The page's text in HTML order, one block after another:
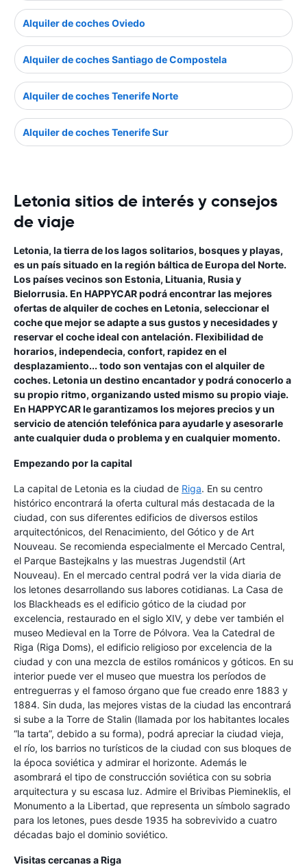
Alquiler de coches Oviedo
Alquiler de coches Santiago de Compostela
Alquiler de coches Tenerife Norte
Alquiler de coches Tenerife Sur
Letonia sitios de interés y consejos
de viaje
Letonia, la tierra de los lagos solitarios, bosques y playas,
es un país situado en la región báltica de Europa del Norte.
Los países vecinos son Estonia, Lituania, Rusia y
Bielorrusia. En HAPPYCAR podrá encontrar las mejores
ofertas de alquiler de coches en Letonia, seleccionar el
coche que mejor se adapte a sus gustos y necesidades y
reservar el coche ideal con antelación. Flexibilidad de
horarios, independecia, confort, rapidez en el
desplazamiento... todo son ventajas con el alquiler de
coches. Letonia un destino encantador y podrá conocerlo a
su propio ritmo, organizando usted mismo su propio viaje.
En HAPPYCAR le garantizamos los mejores precios y un
servicio de atención telefónica para ayudarle y asesorarle
ante cualquier duda o problema y en cualquier momento.
Empezando por la capital
La capital de Letonia es la ciudad de Riga. En su centro
histórico encontrará la oferta cultural más destacada de la
ciudad, con sus diferentes edificios de diversos estilos
arquitectónicos, del Renacimiento, del Gótico y de Art
Nouveau. Se recomienda especialmente el Mercado Central,
el Parque Bastejkalns y las muestras Jugendstil (Art
Nouveau). En el mercado central podrá ver la vida diaria de
los letones desarrollando sus labores cotidianas. La Casa de
los Blackheads es el edificio gótico de la ciudad por
excelencia, restaurado en el siglo XIV, y debe ver también el
museo Medieval en la Torre de Pólvora. Vea la Catedral de
Riga (Riga Doms), el edificio religioso por excelencia de la
ciudad y con una mezcla de estilos románicos y góticos. En su
interior puede ver el museo que muestra los períodos de
entreguerras y el famoso órgano que fue creado enre 1883 y
1884. Sin duda, las mejores vistas de la ciudad las encontrará
si sube a la Torre de Stalin (llamada por los habitantes locales
“la tarta”, debido a su forma), podrá apreciar la ciudad vieja,
el río, los barrios no turísticos de la ciudad con sus bloques de
la época soviética y admirar el horizonte. Además le
asombrará el tipo de construcción soviética con su sobria
arquitectura y su escasa luz. Admire el Brivibas Piemineklis, el
Monumento a la Libertad, que representa un símbolo sagrado
para los letones, pues desde 1935 ha sobrevivido a cuatro
décadas bajo el dominio soviético.
Visitas cercanas a Riga